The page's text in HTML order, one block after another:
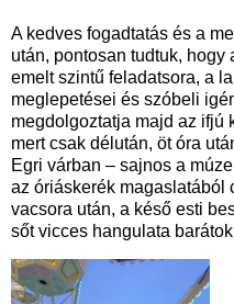
A kedves fogadtatás és a
után, pontosan tudtuk,
emelt szintű feladatsora, a
meglepetései és szóbeli
megdolgoztatja majd az ifjú
mert csak délután, öt óra
Egri várban – sajnos a
az óriáskerék magaslatából
vacsora után, a késő esti
sőt vicces hangulata